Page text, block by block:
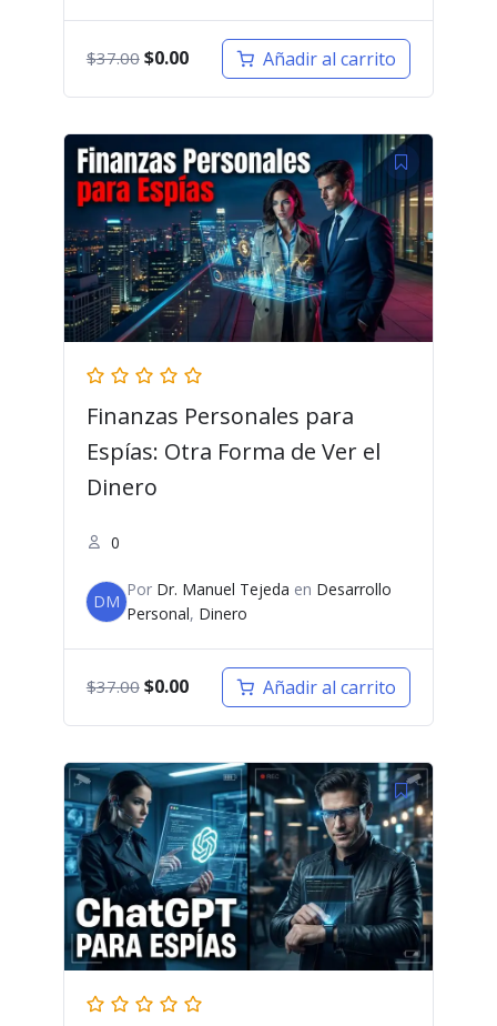
$37.00 El
era:
$37.00.
$0.00El
precio
es:
$0.00.
Añadir al carrito
Finanzas Personales para
Espías: Otra Forma de Ver el
Dinero
0
DM
Por Dr. Manuel Tejeda en Desarrollo
Personal, Dinero
$37.00 El
era:
$37.00.
$0.00El
precio
es:
$0.00.
Añadir al carrito